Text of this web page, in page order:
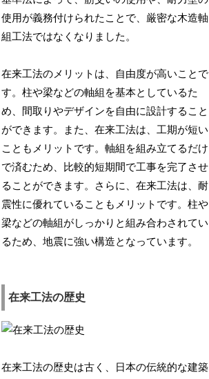
使用が義務付けられたことで、厳密な木造軸
組工法ではなくなりました。
在来工法のメリットは、自由度が高いことで
す。柱や梁などの軸組を基本としているた
め、間取りやデザインを自由に設計すること
ができます。また、在来工法は、工期が短い
こともメリットです。軸組を組み立てるだけ
で済むため、比較的短期間で工事を完了させ
ることができます。さらに、在来工法は、耐
震性に優れていることもメリットです。柱や
梁などの軸組がしっかりと組み合わされてい
るため、地震に強い構造となっています。
在来工法の歴史
在来工法の歴史は古く、日本の伝統的な建築